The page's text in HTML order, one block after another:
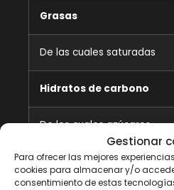
Gestionar
Para ofrecer las mejores
cookies para almacenar y/o
consentimiento de estas
Grasas
De las cuales saturadas
Hidratos de carbono
De los cuales azúcares
Proteína